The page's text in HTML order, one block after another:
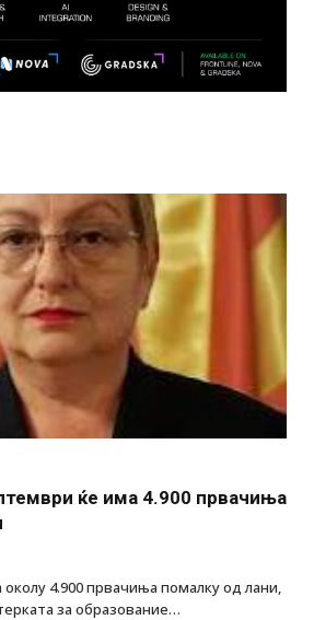
ќе има 4.900 првачиња
4.900 првачиња помалку од лани,
за образование…